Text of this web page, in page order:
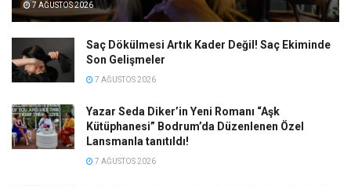
7 AĞUSTOS 2026
Saç Dökülmesi Artık Kader Değil! Saç Ekiminde
Son Gelişmeler
7 AĞUSTOS 2026
Yazar Seda Diker’in Yeni Romanı “Aşk
Kütüphanesi” Bodrum’da Düzenlenen Özel
Lansmanla tanıtıldı!
7 AĞUSTOS 2026